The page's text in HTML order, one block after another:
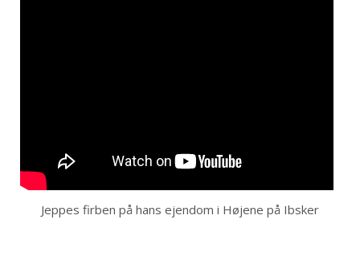
Jeppes firben på hans ejendom i Højene på Ibsker